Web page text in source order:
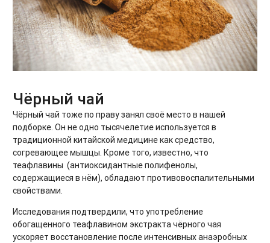
Чёрный чай
Чёрный чай тоже по праву занял своё место в нашей
подборке. Он не одно тысячелетие используется в
традиционной китайской медицине как средство,
согревающее мышцы. Кроме того, известно, что
теафлавины (антиоксидантные полифенолы,
содержащиеся в нём), обладают противовоспалительными
свойствами.
Исследования подтвердили, что употребление
обогащенного теафлавином экстракта чёрного чая
ускоряет восстановление после интенсивных анаэробных